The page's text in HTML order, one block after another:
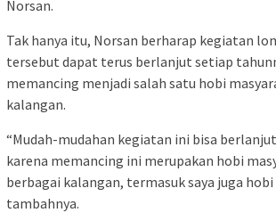
Norsan.
Tak hanya itu, Norsan berharap kegiatan
tersebut dapat terus berlanjut setiap
memancing menjadi salah satu hobi
kalangan.
“Mudah-mudahan kegiatan ini bisa
karena memancing ini merupakan hobi
berbagai kalangan, termasuk saya juga hobi
tambahnya.